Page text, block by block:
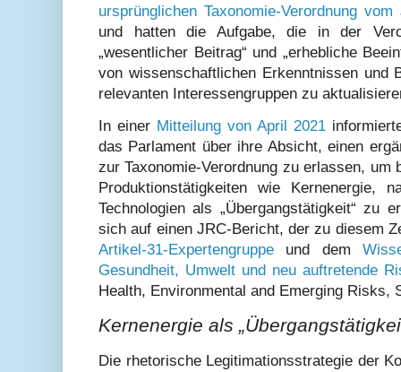
ursprünglichen Taxonomie-Verordnung
und hatten die Aufgabe, die in der
„wesentlicher Beitrag“ und „erhebliche
von wissenschaftlichen Erkenntnissen und
relevanten Interessengruppen zu
In einer Mitteilung von April 2021
das Parlament über ihre Absicht, einen
zur Taxonomie-Verordnung zu erlassen, um
Produktionstätigkeiten wie Kernenergie,
Technologien als „Übergangstätigkeit“ zu
sich auf einen JRC-Bericht, der zu diesem
Artikel-31-Expertengruppe und dem
Gesundheit, Umwelt und neu auftretende
Health, Environmental and Emerging Risks,
Kernenergie als
Die rhetorische Legitimationsstrategie der